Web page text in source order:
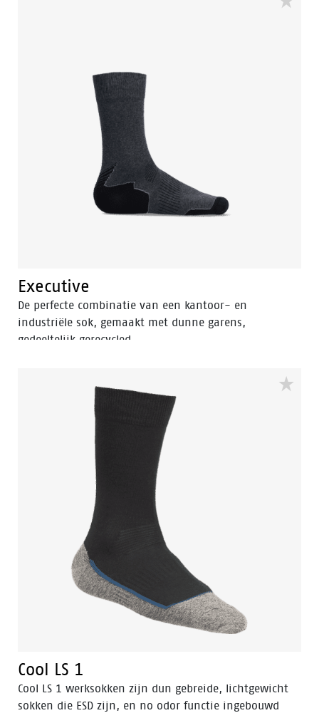
grip dankzij het bredere en diepere profiel. Ondanks
de benen te houden. Odor Control houdt de voeten
Executive
De perfecte combinatie van een kantoor- en
industriële sok, gemaakt met dunne garens,
gedeeltelijk gerecycled.
Cool LS 1
Cool LS 1 werksokken zijn dun gebreide, lichtgewicht
sokken die ESD zijn, en no odor functie ingebouwd